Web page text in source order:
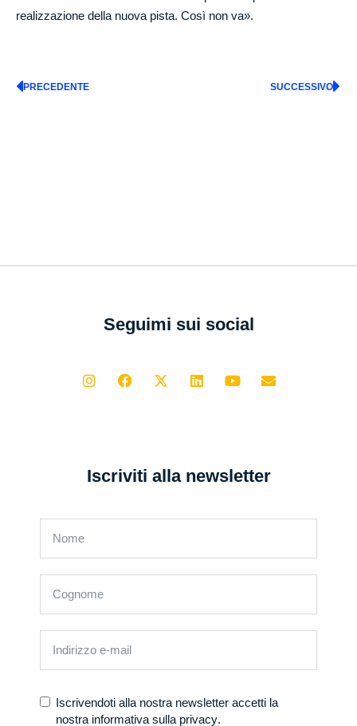
realizzazione della nuova pista. Così non va».
PRECEDENTE SUCCESSIVO
Seguimi sui social
Iscriviti alla newsletter
Iscrivendoti alla nostra newsletter accetti la
nostra informativa sulla privacy.